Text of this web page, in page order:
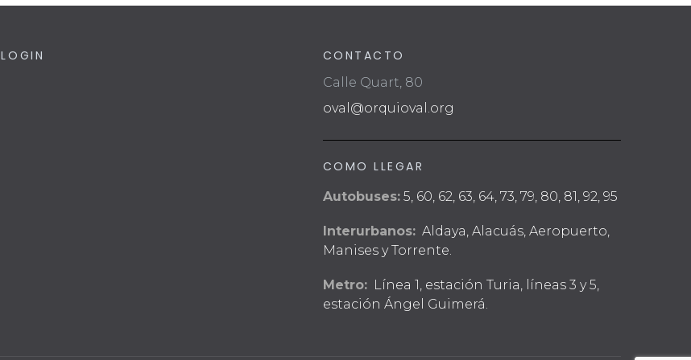
LOGIN CONTACTO
Calle Quart, 80
oval@orquioval.org
COMO LLEGAR
Autobuses: 5, 60, 62, 63, 64, 73, 79, 80, 81, 92, 95
Interurbanos: Aldaya, Alacuás, Aeropuerto,
Manises y Torrente.
Metro: Línea 1, estación Turia, líneas 3 y 5,
estación Ángel Guimerá.